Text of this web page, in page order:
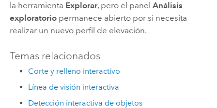
la herramienta Explorar, pero el panel Análisis
exploratoriopermanece abierto por si necesita
realizar un nuevo perfil de elevación.
Temas relacionados
Corte y relleno interactivo
Línea de visión interactiva
Detección interactiva de objetos